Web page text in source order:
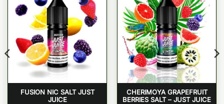
FUSION NIC SALT JUST
JUICE
CHERIMOYA GRAPEFRUIT
BERRIES SALT – JUST JUICE